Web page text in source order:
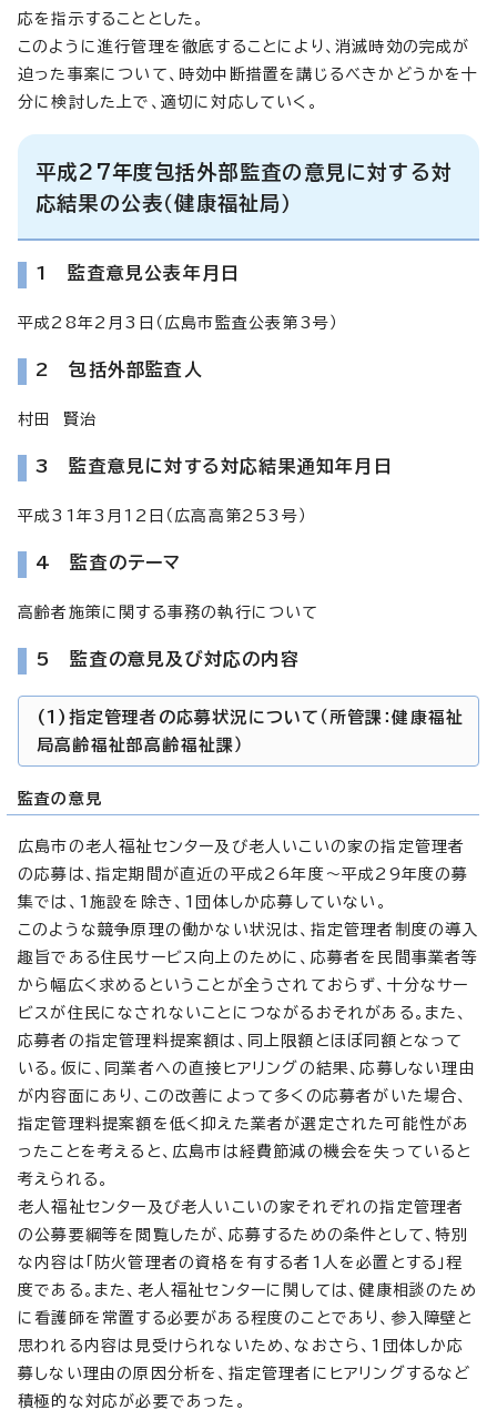
応を指示することとした。
このように進行管理を徹底することにより、消滅時効の完成が
迫った事案について、時効中断措置を講じるべきかどうかを十
分に検討した上で、適切に対応していく。
平成27年度包括外部監査の意見に対する対
応結果の公表（健康福祉局）
1 監査意見公表年月日
平成28年2月3日（広島市監査公表第3号）
2 包括外部監査人
村田 賢治
3 監査意見に対する対応結果通知年月日
平成31年3月12日（広高高第253号）
4 監査のテーマ
高齢者施策に関する事務の執行について
5 監査の意見及び対応の内容
(1)指定管理者の応募状況について（所管課：健康福祉
局高齢福祉部高齢福祉課）
監査の意見
広島市の老人福祉センター及び老人いこいの家の指定管理者
の応募は、指定期間が直近の平成26年度～平成29年度の募
集では、1施設を除き、1団体しか応募していない。
このような競争原理の働かない状況は、指定管理者制度の導入
趣旨である住民サービス向上のために、応募者を民間事業者等
から幅広く求めるということが全うされておらず、十分なサー
ビスが住民になされないことにつながるおそれがある。また、
応募者の指定管理料提案額は、同上限額とほぼ同額となって
いる。仮に、同業者への直接ヒアリングの結果、応募しない理由
が内容面にあり、この改善によって多くの応募者がいた場合、
指定管理料提案額を低く抑えた業者が選定された可能性があ
ったことを考えると、広島市は経費節減の機会を失っていると
考えられる。
老人福祉センター及び老人いこいの家それぞれの指定管理者
の公募要綱等を閲覧したが、応募するための条件として、特別
な内容は「防火管理者の資格を有する者1人を必置とする」程
度である。また、老人福祉センターに関しては、健康相談のため
に看護師を常置する必要がある程度のことであり、参入障壁と
思われる内容は見受けられないため、なおさら、1団体しか応
募しない理由の原因分析を、指定管理者にヒアリングするなど
積極的な対応が必要であった。